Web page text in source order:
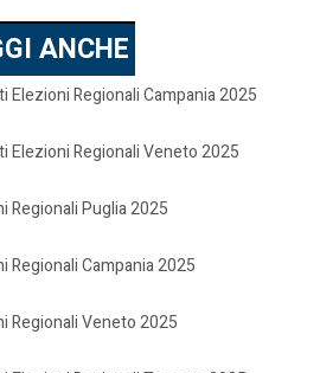
ANCHE
Elezioni Regionali Campania 2025
Elezioni Regionali Veneto 2025
Regionali Puglia 2025
Regionali Campania 2025
Regionali Veneto 2025